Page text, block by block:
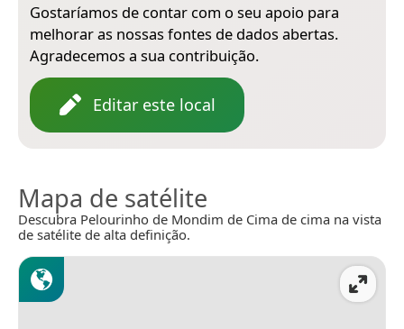
Gostaríamos de contar com o seu apoio para
melhorar as nossas fontes de dados abertas.
Agradecemos a sua contribuição.
Editar este local
Mapa de satélite
Descubra Pelourinho de Mondim de Cima de cima na vista
de satélite de alta definição.